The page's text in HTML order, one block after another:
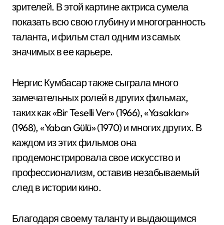
зрителей. В этой картине актриса сумела
показать всю свою глубину и многогранность
таланта, и фильм стал одним из самых
значимых в ее карьере.
Нергис Кумбасар также сыграла много
замечательных ролей в других фильмах,
таких как «Bir Teselli Ver» (1966), «Yasaklar»
(1968), «Yaban Gülü» (1970) и многих других. В
каждом из этих фильмов она
продемонстрировала свое искусство и
профессионализм, оставив незабываемый
след в истории кино.
Благодаря своему таланту и выдающимся